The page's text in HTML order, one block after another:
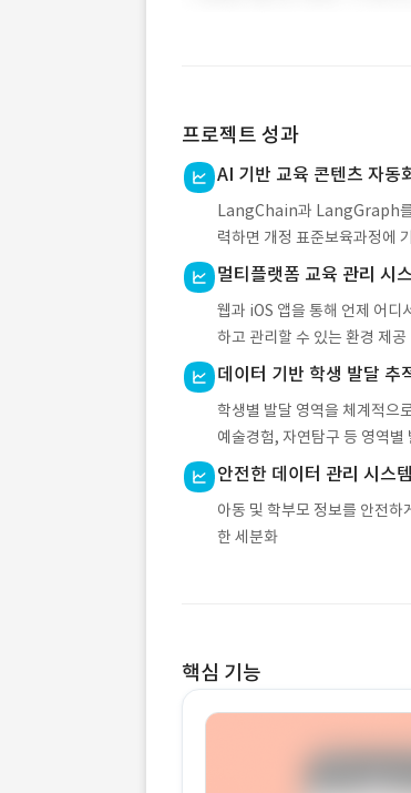
프로젝트 성과
AI 기반 교육 콘텐츠 자동
LangChain과 LangGraph를
력하면 개정 표준보육과정에
멀티플랫폼 교육 관리 시
웹과 iOS 앱을 통해 언제 어디
하고 관리할 수 있는 환경 제공
데이터 기반 학생 발달 추
학생별 발달 영역을 체계적으
예술경험, 자연탐구 등 영역별
안전한 데이터 관리 시스템
아동 및 학부모 정보를 안전하
한 세분화
핵심 기능